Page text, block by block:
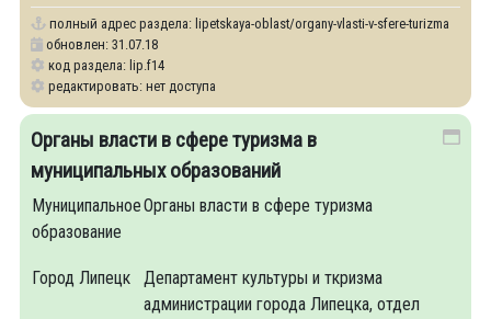
полный адрес раздела: lipetskaya-oblast/organy-vlasti-v-sfere-turizma
обновлен: 31.07.18
код раздела: lip.f14
редактировать: нет доступа
Органы власти в сфере туризма в
муниципальных образований
Муниципальное
образование
Органы власти в сфере туризма
Город Липецк
Департамент культуры и ткризма
администрации города Липецка, отдел